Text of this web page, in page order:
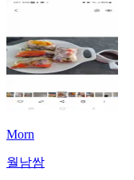
Morn
월남쌈